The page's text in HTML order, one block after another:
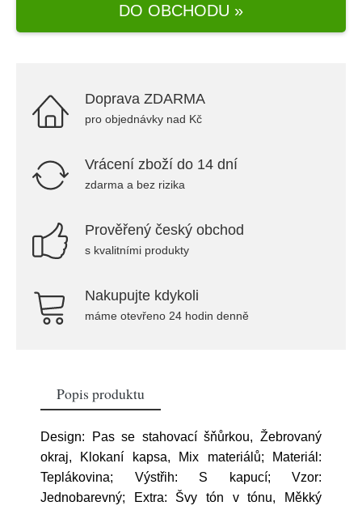
DO OBCHODU »
Doprava ZDARMA
pro objednávky nad Kč
Vrácení zboží do 14 dní
zdarma a bez rizika
Prověřený český obchod
s kvalitními produkty
Nakupujte kdykoli
máme otevřeno 24 hodin denně
Popis produktu
Design: Pas se stahovací šňůrkou, Žebrovaný
okraj, Klokaní kapsa, Mix materiálů; Materiál:
Teplákovina; Výstřih: S kapucí; Vzor:
Jednobarevný; Extra: Švy tón v tónu, Měkký